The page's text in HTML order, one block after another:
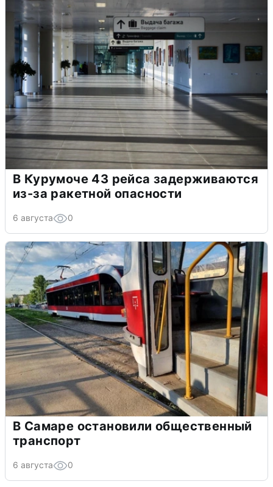
В Курумоче 43 рейса задерживаются
из-за ракетной опасности
6 августа 0
В Самаре остановили общественный
транспорт
6 августа 0